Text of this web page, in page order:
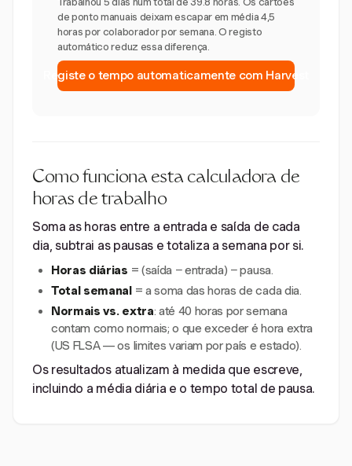
de ponto manuais deixam escapar em média 4,5
horas por colaborador por semana. O registo
automático reduz essa diferença.
Registe o tempo automaticamente com Harvest
Como funciona esta calculadora de
horas de trabalho
Soma as horas entre a entrada e saída de cada
dia, subtrai as pausas e totaliza a semana por si.
Horas diárias = (saída − entrada) − pausa.
Total semanal= a soma das horas de cada dia.
Normais vs. extra: até 40 horas por semana
contam como normais; o que exceder é hora extra
(US FLSA — os limites variam por país e estado).
Os resultados atualizam à medida que escreve,
incluindo a média diária e o tempo total de pausa.